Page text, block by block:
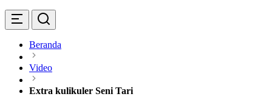
Beranda
Video
Extra kulikuler Seni Tari